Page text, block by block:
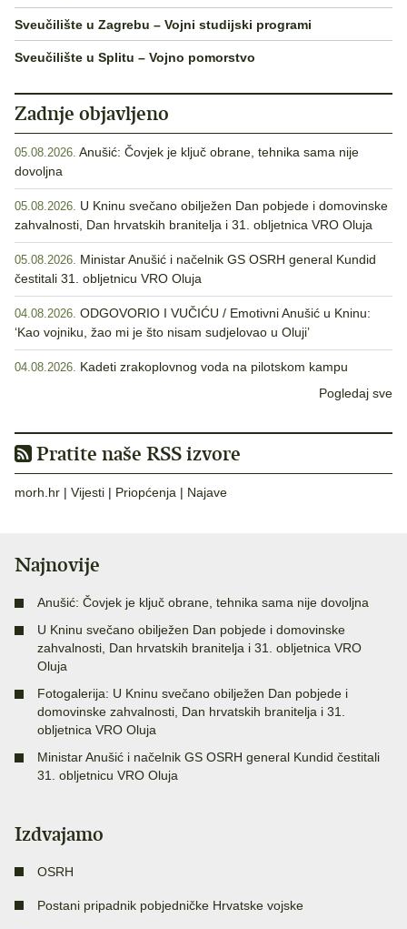
Sveučilište u Zagrebu – Vojni studijski programi
Sveučilište u Splitu – Vojno pomorstvo
Zadnje objavljeno
05.08.2026. Anušić: Čovjek je ključ obrane, tehnika sama nije
dovoljna
05.08.2026. U Kninu svečano obilježen Dan pobjede i domovinske
zahvalnosti, Dan hrvatskih branitelja i 31. obljetnica VRO Oluja
05.08.2026. Ministar Anušić i načelnik GS OSRH general Kundid
čestitali 31. obljetnicu VRO Oluja
04.08.2026. ODGOVORIO I VUČIĆU / Emotivni Anušić u Kninu:
‘Kao vojniku, žao mi je što nisam sudjelovao u Oluji’
04.08.2026. Kadeti zrakoplovnog voda na pilotskom kampu
Pogledaj sve
Pratite naše RSS izvore
morh.hr | Vijesti | Priopćenja | Najave
Najnovije
Anušić: Čovjek je ključ obrane, tehnika sama nije dovoljna
U Kninu svečano obilježen Dan pobjede i domovinske
zahvalnosti, Dan hrvatskih branitelja i 31. obljetnica VRO
Oluja
Fotogalerija: U Kninu svečano obilježen Dan pobjede i
domovinske zahvalnosti, Dan hrvatskih branitelja i 31.
obljetnica VRO Oluja
Ministar Anušić i načelnik GS OSRH general Kundid čestitali
31. obljetnicu VRO Oluja
Izdvajamo
OSRH
Postani pripadnik pobjedničke Hrvatske vojske